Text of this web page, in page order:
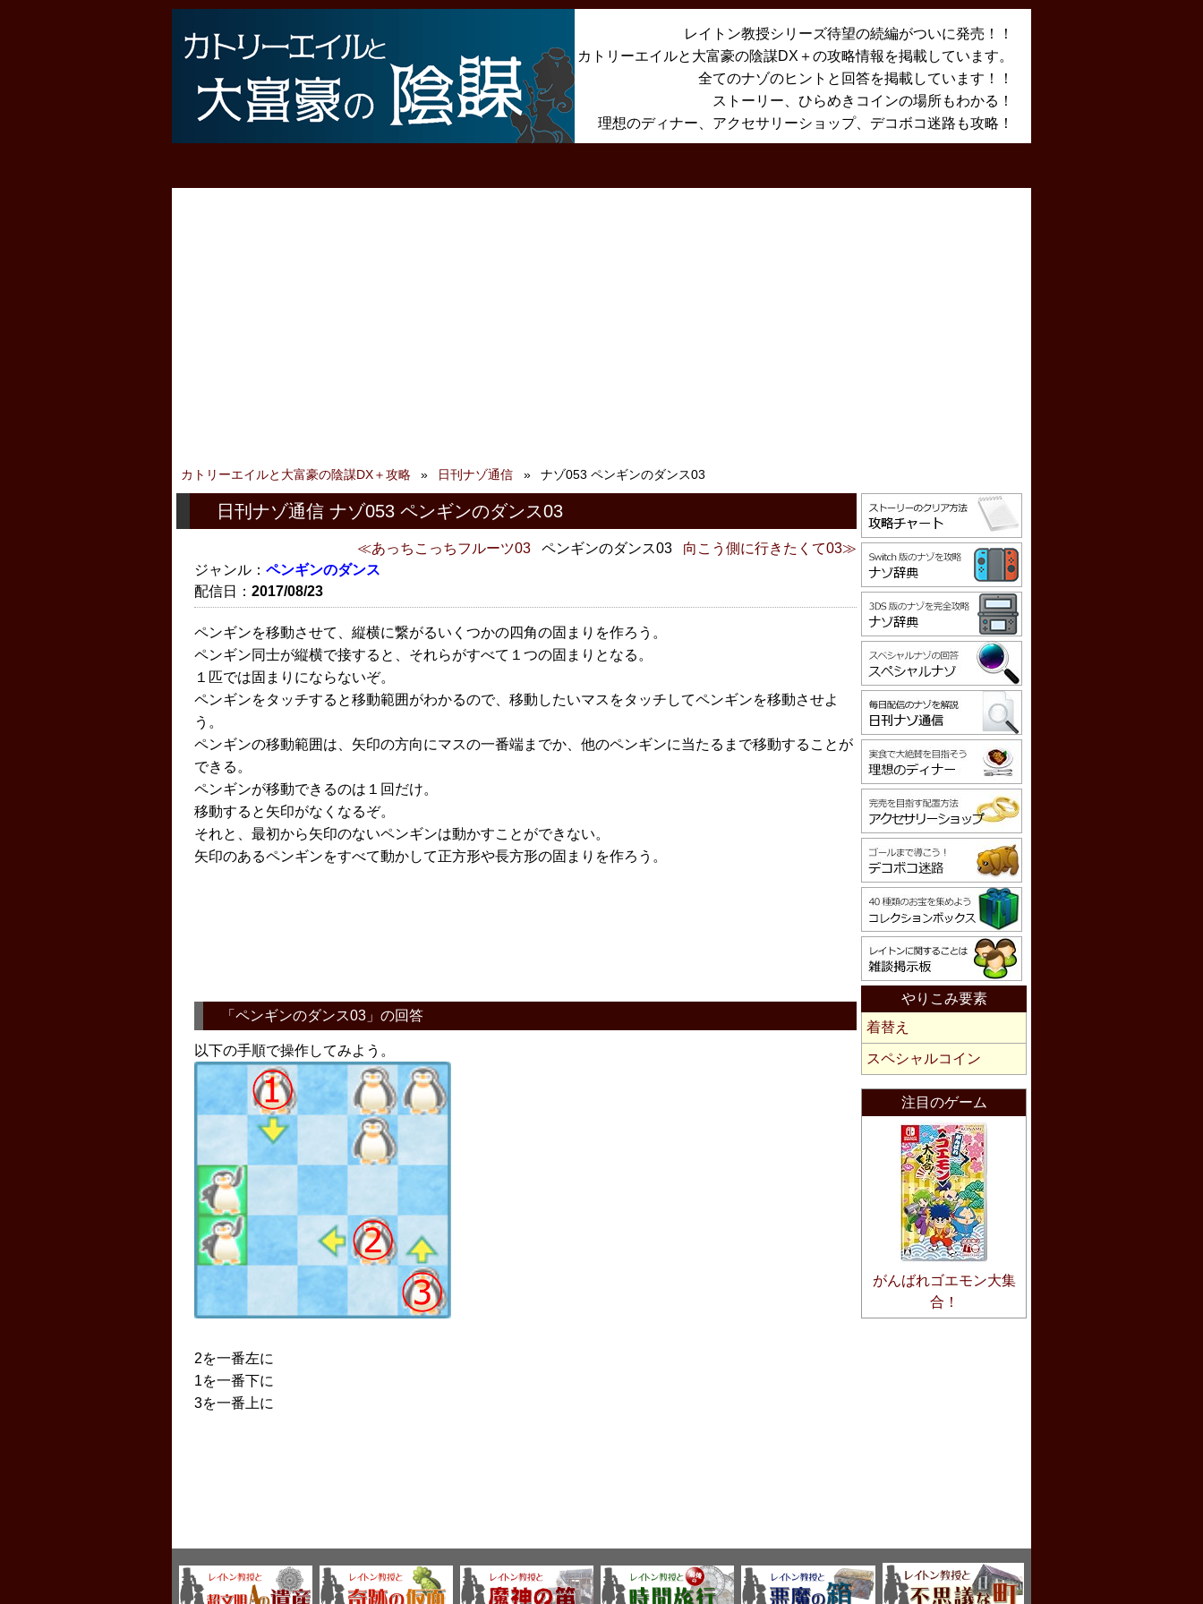
レイトン教授シリーズ待望の続編がついに発売！！
カトリーエイルと大富豪の陰謀DX＋の攻略情報を掲載しています。
全てのナゾのヒントと回答を掲載しています！！
ストーリー、ひらめきコインの場所もわかる！
理想のディナー、アクセサリーショップ、デコボコ迷路も攻略！
カトリーエイルと大富豪の陰謀DX＋攻略 日刊ナゾ通信 ナゾ053 ペンギンのダンス03
日刊ナゾ通信 ナゾ053 ペンギンのダンス03
あっちこっちフルーツ03 ペンギンのダンス03
向こう側に行きたくて03
ジャンル： ペンギンのダンス
配信日： 2017/08/23
ペンギンを移動させて、縦横に繋がるいくつかの四角の固まりを作ろう。
ペンギン同士が縦横で接すると、それらがすべて１つの固まりとなる。
１匹では固まりにならないぞ。
ペンギンをタッチすると移動範囲がわかるので、移動したいマスをタッチしてペンギンを移動させよ
う。
ペンギンの移動範囲は、矢印の方向にマスの一番端までか、他のペンギンに当たるまで移動することが
できる。
ペンギンが移動できるのは１回だけ。
移動すると矢印がなくなるぞ。
それと、最初から矢印のないペンギンは動かすことができない。
矢印のあるペンギンをすべて動かして正方形や長方形の固まりを作ろう。
「 ペンギンのダンス03 」の回答
以下の手順で操作してみよう。
2を一番左に
1を一番下に
3を一番上に
やりこみ要素
着替え
スペシャルコイン
注目のゲーム
がんばれゴエモン大集
合！